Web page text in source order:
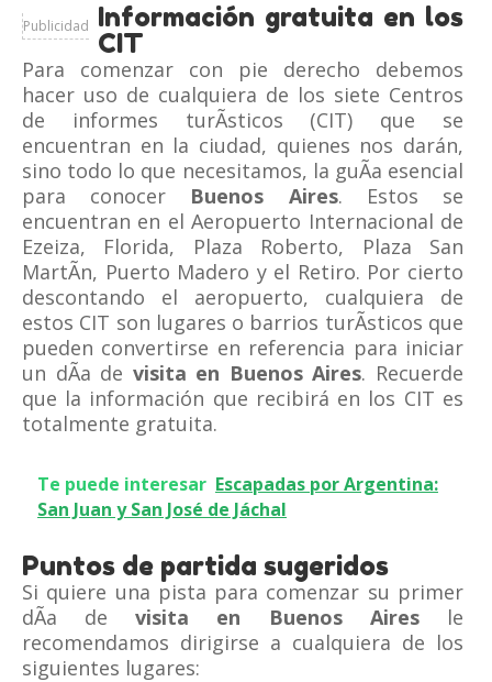
Publicidad Información gratuita en los
CIT
Para comenzar con pie derecho debemos
hacer uso de cualquiera de los siete Centros
de informes turÃ­sticos (CIT) que se
encuentran en la ciudad, quienes nos darán,
sino todo lo que necesitamos, la guÃ­a esencial
para conocer Buenos Aires. Estos se
encuentran en el Aeropuerto Internacional de
Ezeiza, Florida, Plaza Roberto, Plaza San
MartÃ­n, Puerto Madero y el Retiro. Por cierto
descontando el aeropuerto, cualquiera de
estos CIT son lugares o barrios turÃ­sticos que
pueden convertirse en referencia para iniciar
un dÃ­a de visita en Buenos Aires. Recuerde
que la información que recibirá en los CIT es
totalmente gratuita.
Te puede interesar Escapadas por Argentina:
San Juan y San José de Jáchal
Puntos de partida sugeridos
Si quiere una pista para comenzar su primer
dÃ­a devisita en Buenos Airesle
recomendamos dirigirse a cualquiera de los
siguientes lugares: